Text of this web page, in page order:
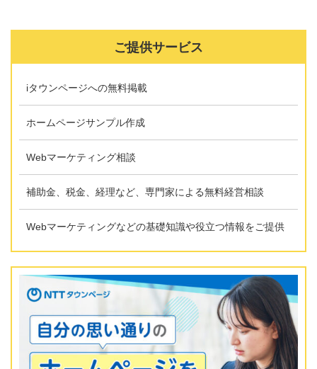
ご提供サービス
iタウンページへの無料掲載
ホームページサンプル作成
Webマーケティング相談
補助金、税金、経理など、専門家による無料経営相談
Webマーケティングなどの基礎知識や役立つ情報をご提供